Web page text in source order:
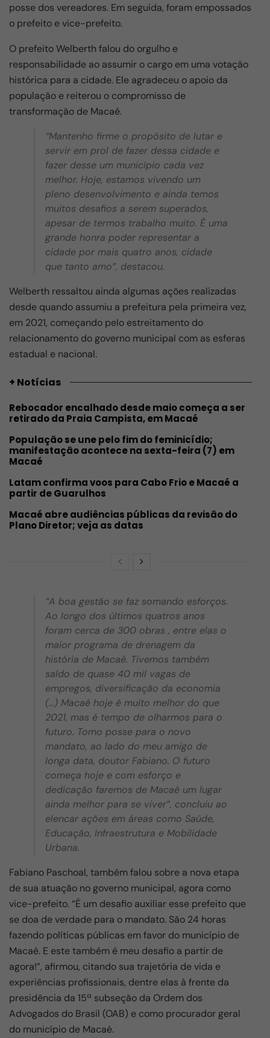
posse dos vereadores. Em seguida, foram empossados
o prefeito e vice-prefeito.
O prefeito Welberth falou do orgulho e
responsabilidade ao assumir o cargo em uma votação
histórica para a cidade. Ele agradeceu o apoio da
população e reiterou o compromisso de
transformação de Macaé.
“Mantenho firme o propósito de lutar e
servir em prol de fazer dessa cidade e
fazer desse um município cada vez
melhor. Hoje, estamos vivendo um
pleno desenvolvimento e ainda temos
muitos desafios a serem superados,
apesar de termos trabalho muito. É uma
grande honra poder representar a
cidade por mais quatro anos, cidade
que tanto amo”, destacou.
Welberth ressaltou ainda algumas ações realizadas
desde quando assumiu a prefeitura pela primeira vez,
em 2021, começando pelo estreitamento do
relacionamento do governo municipal com as esferas
estadual e nacional.
+ Notícias
Rebocador encalhado desde maio começa a ser
retirado da Praia Campista, em Macaé
População se une pelo fim do feminicídio;
manifestação acontece na sexta-feira (7) em
Macaé
Latam confirma voos para Cabo Frio e Macaé a
partir de Guarulhos
Macaé abre audiências públicas da revisão do
Plano Diretor; veja as datas
“A boa gestão se faz somando esforços.
Ao longo dos últimos quatros anos
foram cerca de 300 obras , entre elas o
maior programa de drenagem da
história de Macaé. Tivemos também
saldo de quase 40 mil vagas de
empregos, diversificação da economia
(…) Macaé hoje é muito melhor do que
2021, mas é tempo de olharmos para o
futuro. Tomo posse para o novo
mandato, ao lado do meu amigo de
longa data, doutor Fabiano. O futuro
começa hoje e com esforço e
dedicação faremos de Macaé um lugar
ainda melhor para se viver”, concluiu ao
elencar ações em áreas como Saúde,
Educação, Infraestrutura e Mobilidade
Urbana.
Fabiano Paschoal, também falou sobre a nova etapa
de sua atuação no governo municipal, agora como
vice-prefeito. “É um desafio auxiliar esse prefeito que
se doa de verdade para o mandato. São 24 horas
fazendo políticas públicas em favor do município de
Macaé. E este também é meu desafio a partir de
agora!”, afirmou, citando sua trajetória de vida e
experiências profissionais, dentre elas à frente da
presidência da 15ª subseção da Ordem dos
Advogados do Brasil (OAB) e como procurador geral
do município de Macaé.